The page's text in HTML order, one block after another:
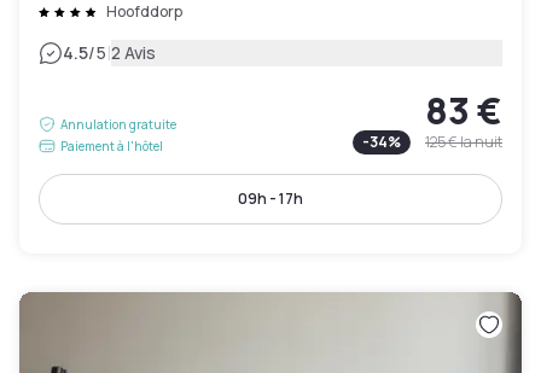
Hoofddorp
4.5/5|2 Avis
Annulation gratuite
Paiement à l'hôtel
83 €
-34% 125 €la nuit
09h - 17h